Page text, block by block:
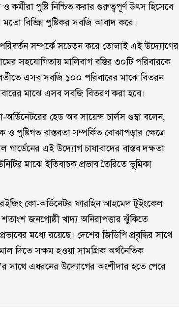
কর্মীরা পুষ্টি নিশ্চিত করার গুরুত্বপূর্ণ উৎস হিসেবে
বিভিন্ন পুষ্টিকর সবজি আবাদ করে।
পরিবর্তন সম্পর্কে সচেতন করে তোলাই এই উদ্যোগের
সহযোগিতায় মালিবাগ বস্তির ৩০টি পরিবারকে
এসব সবজি ১০০ পরিবারের মাঝে বিতরন
মাঝে এসব সবজি বিতরণ করা হবে।
হেড অব সায়েন্স চার্লস গুম্বা বলেন,
পুষ্টিগত বাস্তবতা সম্পর্কিত বোঝাপড়ার ক্ষেত্রে
গার্ডেনের এই উদ্যোগ চাষাবাদের বাস্তব দক্ষতা
মাঝে ইতিবাচক প্রভাব তৈরিতে ভূমিকা
কো-অর্ডিনেটর ফারহিন আহমেদ টুইংকেল
জনগোষ্ঠী খাদ্য অনিরাপত্তার ঝুঁকিতে
মধ্যে রয়েছে। দেশের জিডিপি প্রবৃদ্ধির সাথে
দিতে সক্ষম হওয়া সামগ্রিক অর্থনৈতিক
সাথে এধরনের উদ্যোগের অংশীদার হতে পেরে